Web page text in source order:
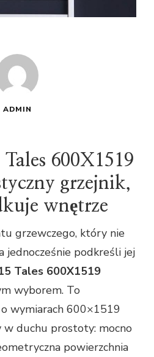
ADMIN
600X1519
grzejnik,
wnętrze
grzewczego, który nie
jednocześnie podkreśli jej
Tales 600X1519
wyborem. To
wymiarach 600×1519
w duchu prostoty: mocno
powierzchnia